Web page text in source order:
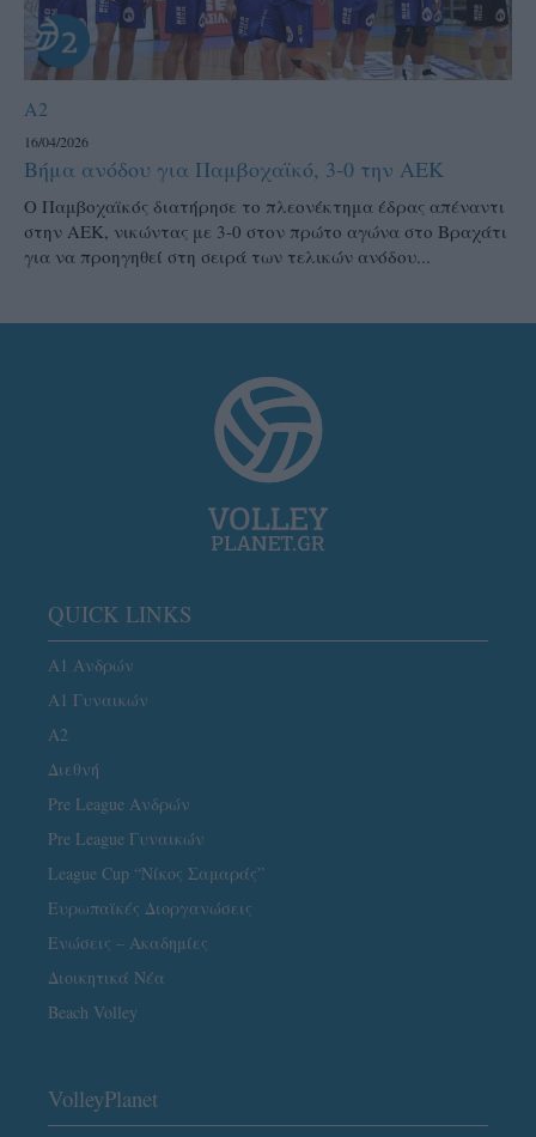
A2
16/04/2026
Βήμα ανόδου για Παμβοχαϊκό, 3-0 την ΑΕΚ
Ο Παμβοχαϊκός διατήρησε το πλεονέκτημα έδρας απέναντι
στην ΑΕΚ, νικώντας με 3-0 στον πρώτο αγώνα στο Βραχάτι
για να προηγηθεί στη σειρά των τελικών ανόδου...
QUICK LINKS
Α1 Ανδρών
Α1 Γυναικών
A2
Διεθνή
Pre League Ανδρών
Pre League Γυναικών
League Cup “Νίκος Σαμαράς”
Ευρωπαϊκές Διοργανώσεις
Ενώσεις – Ακαδημίες
Διοικητικά Νέα
Beach Volley
VolleyPlanet